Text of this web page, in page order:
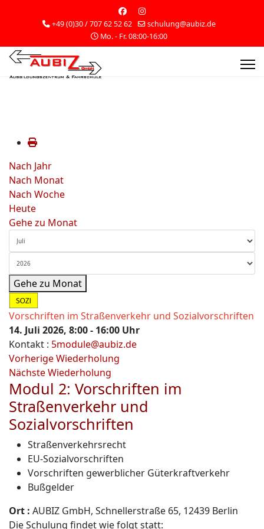
+49 (0)30 / 707 62 52 62
schulung@aubiz.de
Mo. - Fr. 08:00-16:00
Nach Jahr
Nach Monat
Nach Woche
Heute
Gehe zu Monat
Gehe zu Monat
Vorschriften im Straßenverkehr und Sozialvorschriften
14. Juli 2026, 8:00 - 16:00 Uhr
Kontakt : 5module@aubiz.de
Vorherige Wiederholung
Nächste Wiederholung
Modul 2: Vorschriften im
Straßenverkehr und
Sozialvorschriften
Straßenverkehrsrecht
EU-Sozialvorschriften
Vorschriften gewerblicher Güterkraftverkehr
Bußgelder
Ort : AUBIZ GmbH, Schnellerstraße 65, 12439 Berlin
Die Schulung findet wie folgt statt: